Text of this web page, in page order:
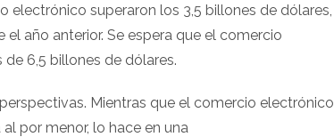
superaron los 3,5 billones de dólares,
año anterior. Se espera que el comercio
6,5 billones de dólares.
Mientras que el comercio electrónico
por menor, lo hace en una